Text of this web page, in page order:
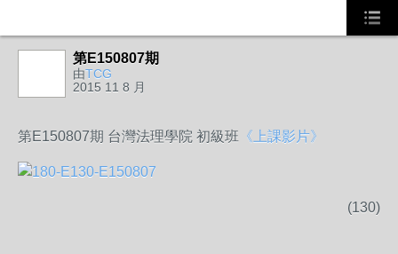
第E150807期
由TCG
2015 11 8 月
第E150807期 台灣法理學院 初級班 《上課影片》
(130)